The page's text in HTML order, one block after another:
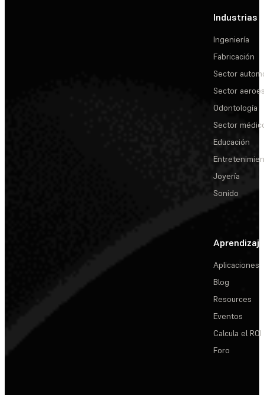
Industrias
Ingeniería
Fabricación
Sector
Sector
Odontología
Sector
Educación
Joyería
Sonido
Aprendizaje
Aplicaciones
Blog
Resources
Eventos
Calcula el ROI
Foro